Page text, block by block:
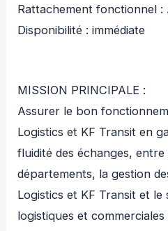
Rattachement fonctionnel
Disponibilité : immédiate
MISSION PRINCIPALE :
Assurer le bon
Logistics et KF Transit en
fluidité des échanges,
départements, la gestion
Logistics et KF Transit et le
logistiques et commerciales